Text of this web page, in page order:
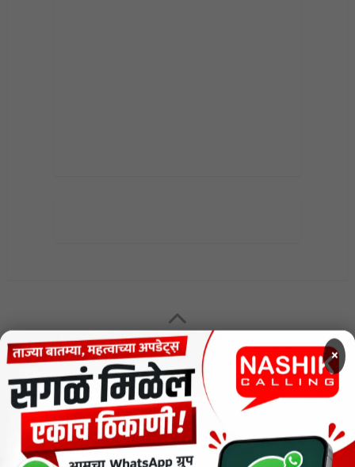
MENU
CODE OF ETHICS FOR DIGITAL NEWS WEBSITES
Contact Us
Privacy Policy
×